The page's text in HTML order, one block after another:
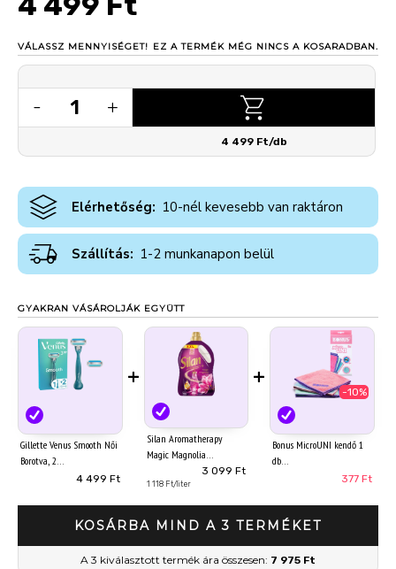
VÁLASSZ MENNYISÉGET! EZ A TERMÉK MÉG NINCS A KOSARADBAN.
- 1 +
4 499 Ft/db
Elérhetőség: 10-nél kevesebb van raktáron
Szállítás: 1-2 munkanapon belül
GYAKRAN VÁSÁROLJÁK EGYÜTT
Gillette Venus Smooth Női
Borotva, 2
Borotvabetétekkel4 499 Ft
+
Silan Aromatherapy
Magic Magnolia
textilöblítő koncentrátum
126 mosás 2772 ml
3 099 Ft
1 118 Ft/liter
+
-10%
Bonus MicroUNI kendő 1
db
377 Ft
KOSÁRBA MIND A 3 TERMÉKET
A 3 kiválasztott termék ára összesen: 7 975 Ft